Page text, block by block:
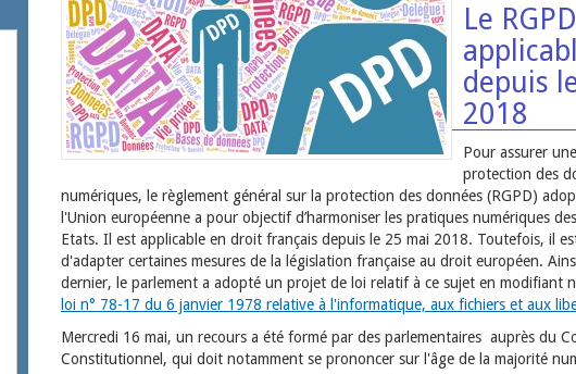
Le
depuis
2018
Pour assurer
protection des
numériques, le règlement général sur la protection des données (RGPD)
l'Union européenne a pour objectif d’harmoniser les pratiques numériques
Etats. Il est applicable en droit français depuis le 25 mai 2018. Toutefois, il
d'adapter certaines mesures de la législation française au droit européen.
dernier, le parlement a adopté un projet de loi relatif à ce sujet en modifiant
loi n° 78-17 du 6 janvier 1978 relative à l'informatique, aux fichiers et aux
Mercredi 16 mai, un recours a été formé par des parlementaires auprès du
Constitutionnel, qui doit notamment se prononcer sur l'âge de la majorité